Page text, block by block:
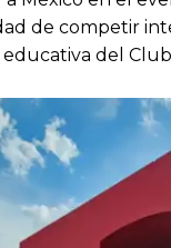
de competir
del